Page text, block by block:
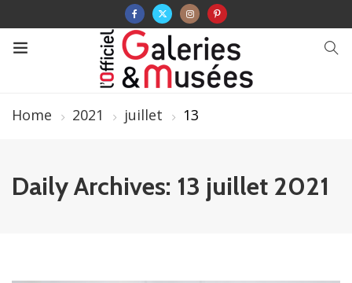
Home 2021 juillet 13
Daily Archives: 13 juillet 2021